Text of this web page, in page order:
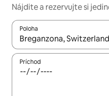
Nájdite a rezervujte si
Poloha
Keď budú výsledky k
Príchod